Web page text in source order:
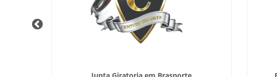
Junta Giratoria em Brasnorte